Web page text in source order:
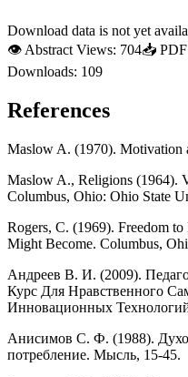
Download data is not yet
👁 Abstract Views: 704📥
Downloads: 109
References
Maslow A. (1970). Motivation
Maslow A., Religions (1964).
Columbus, Ohio: Ohio State
Rogers, C. (1969). Freedom
Might Become. Columbus,
Андреев В. И. (2009).
Курс Для Нравственного
Инновационных
Анисимов С. Ф. (1988).
по­требление. Мысль, 15-45.